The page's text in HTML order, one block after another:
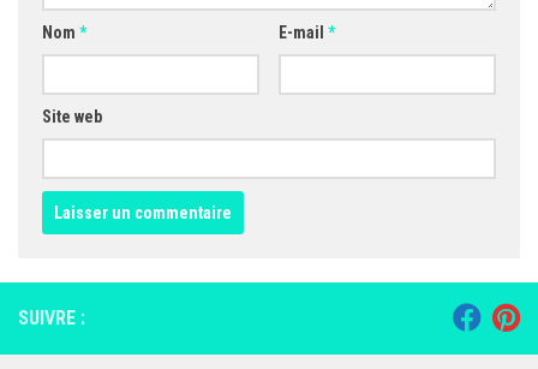
Nom * E-mail *
Site web
SUIVRE :